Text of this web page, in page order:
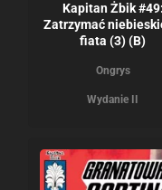
Kapitan Żbik #49:
Zatrzymać
fiata (3) (B)
Ongrys
Wydanie II